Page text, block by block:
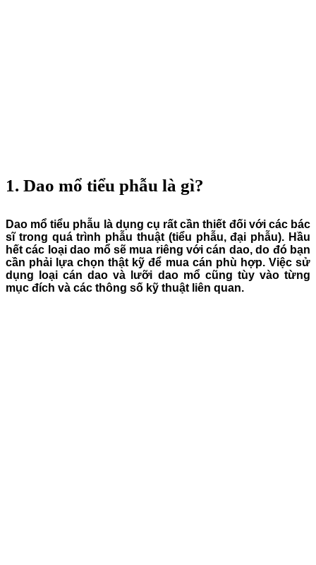
1. Dao mổ tiểu phẫu là gì?
Dao mổ tiểu phẫu là dụng cụ rất cần thiết đối với các bác
sĩ trong quá trình phẫu thuật (tiểu phẫu, đại phẫu). Hầu
hết các loại dao mổ sẽ mua riêng với cán dao, do đó bạn
cần phải lựa chọn thật kỹ để mua cán phù hợp. Việc sử
dụng loại cán dao và lưỡi dao mổ cũng tùy vào từng
mục đích và các thông số kỹ thuật liên quan.